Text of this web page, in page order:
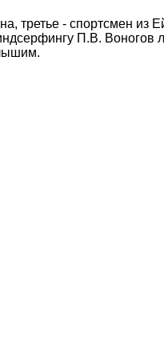
третье - спортсмен из
П.В. Воногов